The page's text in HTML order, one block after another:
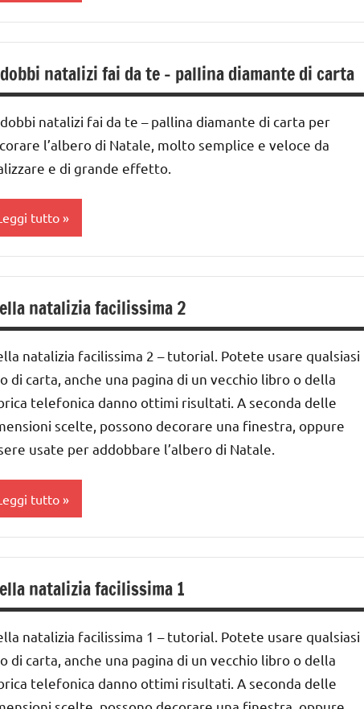
GLI
Natale
GLI
ETA'
TUTTI GLI
ETA'
GLI
natalizi fai da te – pallina diamante di carta
natalizi fai da te – pallina diamante di carta per
l’albero di Natale, molto semplice e veloce da
e di grande effetto.
tutto
Natale
papercutting
natalizia facilissima 2
natalizia facilissima 2 – tutorial. Potete usare qualsiasi
di carta, anche una pagina di un vecchio libro o della
telefonica danno ottimi risultati. A seconda delle
scelte, possono decorare una finestra, oppure
usate per addobbare l’albero di Natale.
tutto
natalizia facilissima 1
natalizia facilissima 1 – tutorial. Potete usare qualsiasi
di carta, anche una pagina di un vecchio libro o della
telefonica danno ottimi risultati. A seconda delle